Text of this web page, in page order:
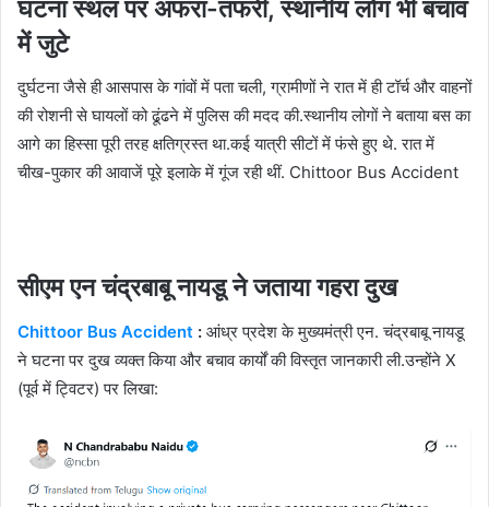
घटना स्थल पर अफरा-तफरी, स्थानीय लोग भी बचाव
में जुटे
दुर्घटना जैसे ही आसपास के गांवों में पता चली, ग्रामीणों ने रात में ही टॉर्च और वाहनों
की रोशनी से घायलों को ढूंढने में पुलिस की मदद की.स्थानीय लोगों ने बताया बस का
आगे का हिस्सा पूरी तरह क्षतिग्रस्त था.कई यात्री सीटों में फंसे हुए थे. रात में
चीख-पुकार की आवाजें पूरे इलाके में गूंज रही थीं. Chittoor Bus Accident
सीएम एन चंद्रबाबू नायडू ने जताया गहरा दुख
Chittoor Bus Accident : आंध्र प्रदेश के मुख्यमंत्री एन. चंद्रबाबू नायडू
ने घटना पर दुख व्यक्त किया और बचाव कार्यों की विस्तृत जानकारी ली.उन्होंने X
(पूर्व में ट्विटर) पर लिखा: